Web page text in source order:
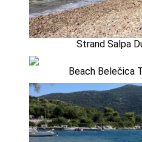
Strand Salpa
Beach Belečica